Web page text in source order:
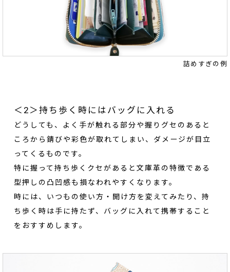
詰めすぎの例
＜2＞持ち歩く時にはバッグに入れる
どうしても、よく手が触れる部分や握りグセのあると
ころから錆びや彩色が取れてしまい、ダメージが目立
ってくるものです。
特に握って持ち歩くクセがあると文庫革の特徴である
型押しの凸凹感も損なわれやすくなります。
時には、いつもの使い方・開け方を変えてみたり、持
ち歩く時は手に持たず、バッグに入れて携帯すること
をおすすめします。